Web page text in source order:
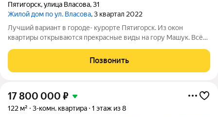
Пятигорск,улица Власова,31
Жилой дом по ул. Власова, 3 квартал 2022
Лучший вариант в городе- курорте Пятигорск. Из окон
квартиры открываются прекрасные виды на гору Машук. Всё
отопление. Итальянская плитка. Каменная столешница.
Мебель экспорт. Немецкая сантехника.
Позвонить
17 800 000 ₽
122 м² 3-комн. квартира 1 этаж из 8